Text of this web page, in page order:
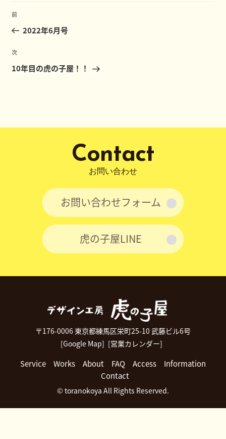
投
稿
ナ
ビ
ゲ
前
の
稿
前
2022年6月号
次
の
次
10年目の虎の子屋！！
Contact
お問い合わせ
お問い合わせフォーム
虎の子屋LINE
〒176-0006 東京都練馬区栄町25-10 武藤ビル6号
[Google Map] [営業カレンダー]
Service Works About FAQ Access
Information
Contact
© toranokoya All Rights Reserved.